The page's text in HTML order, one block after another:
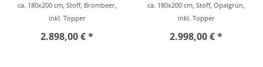
ca. 180x200 cm, Stoff, Brombeer,
inkl. Topper
2.898,00 € *
ca. 180x200 cm, Stoff, Opalgrün,
inkl. Topper
2.998,00 € *